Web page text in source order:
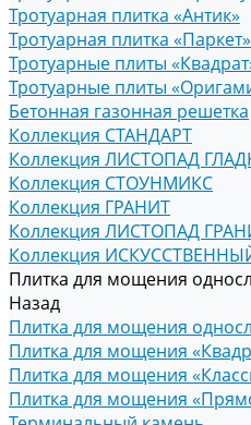
Тротуарная плитка «Антик»
Тротуарная плитка «Паркет»
Тротуарные плиты
Тротуарные плиты
Бетонная газонная решетка
Коллекция СТАНДАРТ
Коллекция ЛИСТОПАД
Коллекция СТОУНМИКС
Коллекция ГРАНИТ
Коллекция ЛИСТОПАД
Коллекция
Плитка для мощения
Назад
Плитка для мощения
Плитка для мощения
Плитка для мощения
Плитка для мощения